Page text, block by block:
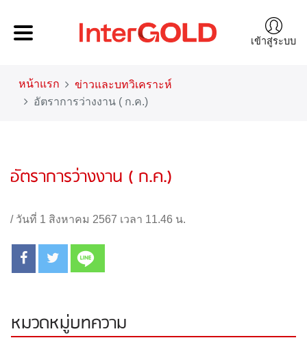
เข้าสู่ระบบ
หน้าแรก
ข่าวและบทวิเคราะห์
อัตราการว่างงาน ( ก.ค.)
อัตราการว่างงาน ( ก.ค.)
/ วันที่ 1 สิงหาคม 2567 เวลา 11.46 น.
หมวดหมู่บทความ